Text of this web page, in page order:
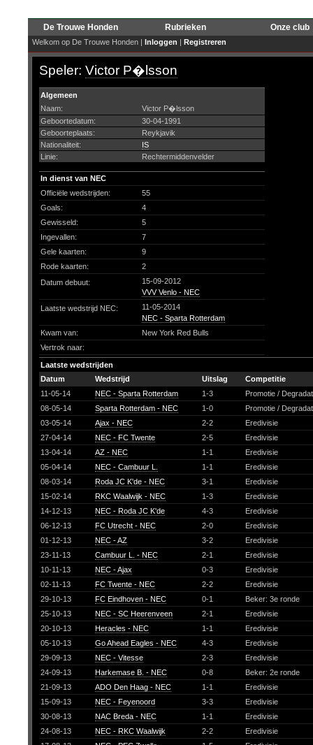
De Trouwe Honden Rubrieken Onze club
Welkom op De Trouwe Honden | Inloggen | Registreren
Speler: Victor P�lsson
Algemeen
Naam:
Victor P�lsson
Geboortedatum:
30-04-1991
Geboorteplaats:
Reykjavik
Nationaliteit:
IS
Linie:
Rechtermiddenvelder
In dienst van NEC
Officiële wedstrijden:
55
Goals:
4
Gewisseld:
5
Ingevallen:
7
Gele kaarten:
9
Rode kaarten:
2
Datum debuut:
15-09-2012
VVV Venlo - NEC
Laatste wedstrijd NEC:
11-05-2014
NEC - Sparta Rotterdam
Kwam van:
New York Red Bulls
Vertrok naar:
Laatste wedstrijden
Datum
Wedstrijd Uitslag
Competitie
11-05-14
NEC - Sparta Rotterdam 1-3
Promotie /
08-05-14
Sparta Rotterdam - NEC 1-0
Promotie /
03-05-14
Ajax - NEC 2-2
Eredivisie
27-04-14
NEC - FC Twente 2-5
Eredivisie
13-04-14
AZ - NEC 1-1
Eredivisie
05-04-14
NEC - Cambuur L. 1-1
Eredivisie
08-03-14
Roda JC K'de - NEC 3-1
Eredivisie
15-02-14
RKC Waalwijk - NEC 1-3
Eredivisie
14-12-13
NEC - Roda JC K'de 4-3
Eredivisie
06-12-13
FC Utrecht - NEC 2-0
Eredivisie
01-12-13
NEC - AZ 3-2
Eredivisie
23-11-13
Cambuur L. - NEC 2-1
Eredivisie
10-11-13
NEC - Ajax 0-3
Eredivisie
02-11-13
FC Twente - NEC 2-2
Eredivisie
29-10-13
FC Eindhoven - NEC 0-1
Beker: 3e ronde
25-10-13
NEC - SC Heerenveen 2-1
Eredivisie
20-10-13
Heracles - NEC 1-1
Eredivisie
05-10-13
Go Ahead Eagles - NEC 4-3
Eredivisie
29-09-13
NEC - Vitesse 2-3
Eredivisie
24-09-13
Harkemase B. - NEC 0-8
Beker: 2e ronde
21-09-13
ADO Den Haag - NEC 1-1
Eredivisie
15-09-13
NEC - Feyenoord 3-3
Eredivisie
30-08-13
NAC Breda - NEC 1-1
Eredivisie
24-08-13
NEC - RKC Waalwijk 2-2
Eredivisie